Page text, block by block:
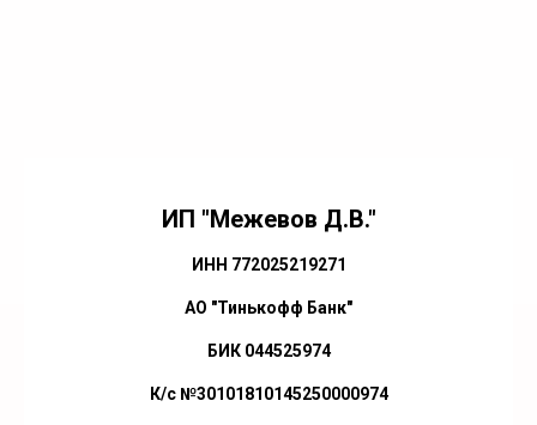
ИП "Межевов Д.В."
ИНН 772025219271
АО "Тинькофф Банк"
БИК 044525974
К/с №30101810145250000974